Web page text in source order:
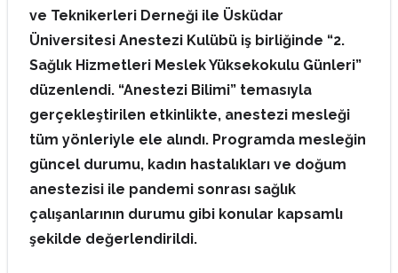
ve Teknikerleri Derneği ile Üsküdar
Üniversitesi Anestezi Kulübü iş birliğinde “2.
Sağlık Hizmetleri Meslek Yüksekokulu Günleri”
düzenlendi. “Anestezi Bilimi” temasıyla
gerçekleştirilen etkinlikte, anestezi mesleği
tüm yönleriyle ele alındı. Programda mesleğin
güncel durumu, kadın hastalıkları ve doğum
anestezisi ile pandemi sonrası sağlık
çalışanlarının durumu gibi konular kapsamlı
şekilde değerlendirildi.